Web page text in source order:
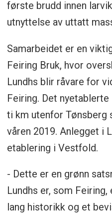
første brudd innen
utnyttelse av uttatt
Samarbeidet er en
Feiring Bruk, hvor
Lundhs blir råvare for
Feiring. Det
ti km utenfor Tønsberg
våren 2019. Anlegget i
etablering i Vestfold.
- Dette er en grønn
Lundhs er, som
lang historikk og et